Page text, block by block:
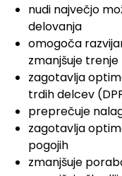
nudi največjo
delovanja
omogoča
zmanjšuje trenje
zagotavlja
trdih delcev
preprečuje
zagotavlja
pogojih
zmanjšuje